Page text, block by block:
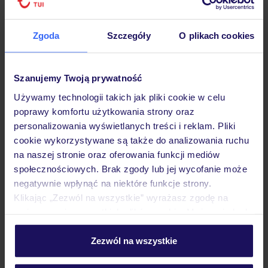
Zgoda Szczegóły O plikach cookies
Szanujemy Twoją prywatność
Używamy technologii takich jak pliki cookie w celu
poprawy komfortu użytkowania strony oraz
personalizowania wyświetlanych treści i reklam. Pliki
cookie wykorzystywane są także do analizowania ruchu
na naszej stronie oraz oferowania funkcji mediów
społecznościowych. Brak zgody lub jej wycofanie może
negatywnie wpłynąć na niektóre funkcje strony.
Klikając „Zezwól na wszystkie” wyrażasz zgodę na
personalizować swój wybór wchodząc w zakładkę
Szczegółowe informacje o plikach cookie znajdziesz
Zezwól na wszystkie
Hotel
Pokoje
Wyżywienie
Atrakcje